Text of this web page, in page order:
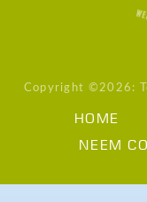
Copyright ©2026:
HOME
NEEM